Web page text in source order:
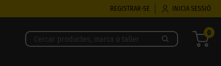
REGISTRAR-SE INICIA SESSIÓ
0